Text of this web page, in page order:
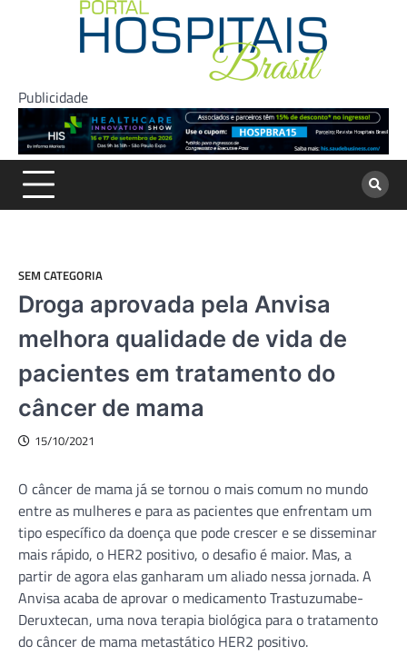
Publicidade
SEM CATEGORIA
Droga aprovada pela Anvisa
melhora qualidade de vida de
pacientes em tratamento do
câncer de mama
15/10/2021
O câncer de mama já se tornou o mais comum no mundo
entre as mulheres e para as pacientes que enfrentam um
tipo específico da doença que pode crescer e se disseminar
mais rápido, o HER2 positivo, o desafio é maior. Mas, a
partir de agora elas ganharam um aliado nessa jornada. A
Anvisa acaba de aprovar o medicamento Trastuzumabe-
Deruxtecan, uma nova terapia biológica para o tratamento
do câncer de mama metastático HER2 positivo.